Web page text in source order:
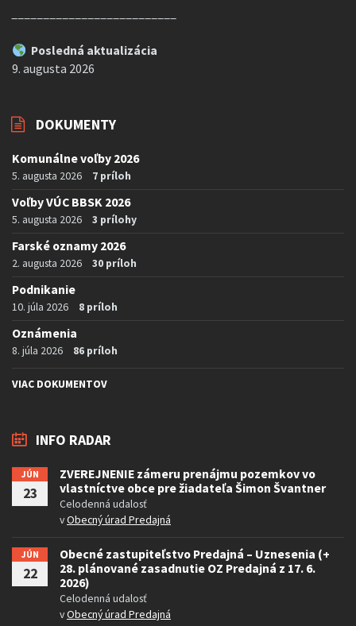
Posledná aktualizácia
9. augusta 2026
DOKUMENTY
Komunálne voľby 2026
5. augusta 2026 7 príloh
Voľby VÚC BBSK 2026
5. augusta 2026 3 prílohy
Farské oznamy 2026
2. augusta 2026 30 príloh
Podnikanie
10. júla 2026 8 príloh
Oznámenia
8. júla 2026 86 príloh
VIAC DOKUMENTOV
INFO RADAR
JÚN
23
ZVEREJNENIE zámeru prenájmu pozemkov vo
vlastníctve obce pre žiadateľa Šimon Švantner
Celodenná udalosť
vObecný úrad Predajná
JÚN
22
Obecné zastupiteľstvo Predajná – Uznesenia (+
28. plánované zasadnutie OZ Predajná z 17. 6.
2026)
Celodenná udalosť
vObecný úrad Predajná